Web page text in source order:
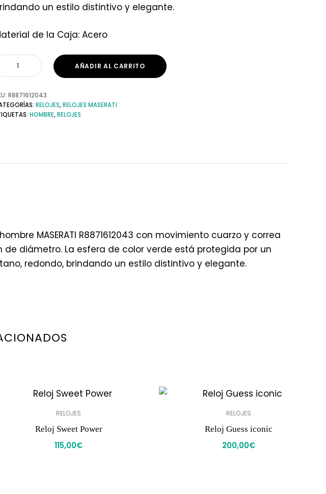
un estilo distintivo y elegante.
de la Caja: Acero
AÑADIR AL CARRITO
R8871612043
RELOJES,RELOJES MASERATI
HOMBRE,RELOJES
MASERATI R8871612043 con movimiento cuarzo y correa
diámetro. La esfera de color verde está protegida por un
redondo, brindando un estilo distintivo y elegante.
RELOJES
Reloj Sweet Power
115,00€
RELOJES
Reloj Guess iconic
200,00€